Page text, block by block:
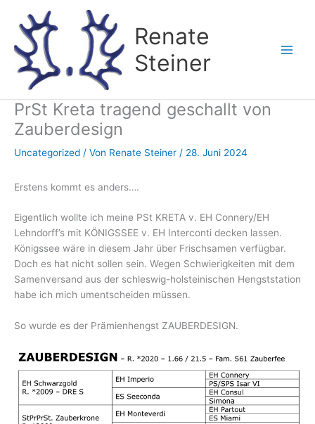
Inhalt
springen
Renate
Steiner
PrSt Kreta tragend geschallt von
Zauberdesign
Uncategorized / Von Renate Steiner / 28. Juni 2024
Erstens kommt es anders….
Eigentlich wollte ich meine PSt KRETA v. EH Connery/EH
Lehndorff’s mit KÖNIGSSEE v. EH Interconti decken lassen.
Königssee wäre in diesem Jahr über Frischsamen verfügbar.
Doch es hat nicht sollen sein. Wegen Schwierigkeiten mit dem
Samenversand aus der schleswig-holsteinischen Hengststation
habe ich mich umentscheiden müssen.
So wurde es der Prämienhengst ZAUBERDESIGN.